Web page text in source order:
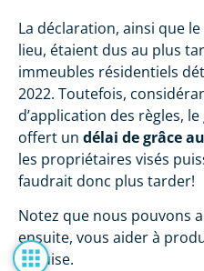
La déclaration, ainsi que le
lieu, étaient dus au plus
immeubles résidentiels
2022. Toutefois,
d’application des règles,
offert un délai de grâce
les propriétaires visés
faudrait donc plus tarder!
Notez que nous pouvons
ensuite, vous aider à
requise.